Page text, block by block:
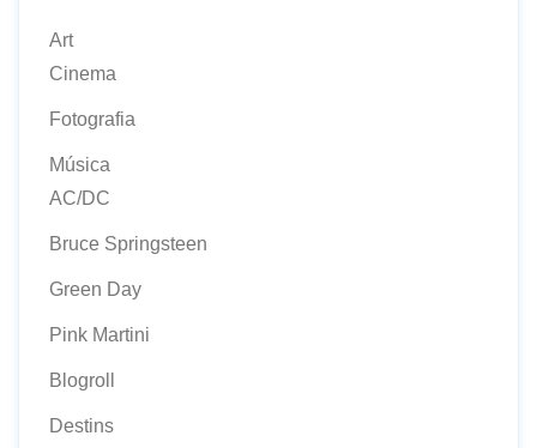
Art
Cinema
Fotografia
Música
AC/DC
Bruce Springsteen
Green Day
Pink Martini
Blogroll
Destins